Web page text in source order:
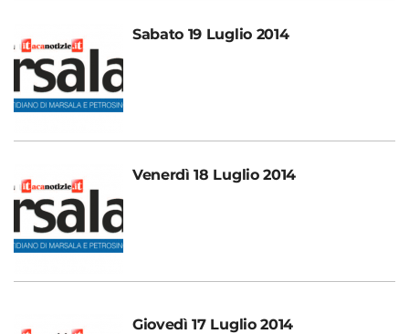
Sabato 19 Luglio 2014
Venerdì 18 Luglio 2014
Giovedì 17 Luglio 2014